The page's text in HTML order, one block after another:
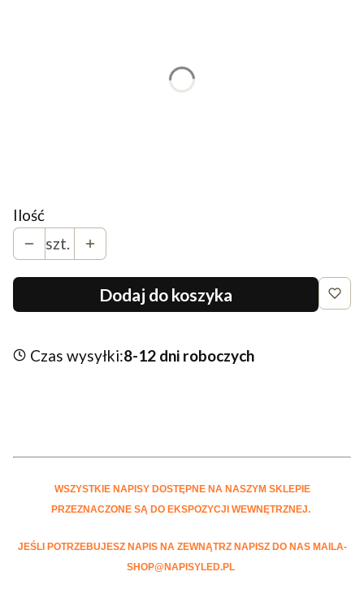
Ilość
szt.
Dodaj do koszyka
Czas wysyłki:8-12 dni roboczych
WSZYSTKIE NAPISY DOSTĘPNE NA NASZYM SKLEPIE
PRZEZNACZONE SĄ DO EKSPOZYCJI WEWNĘTRZNEJ.
JEŚLI POTRZEBUJESZ NAPIS NA ZEWNĄTRZ NAPISZ DO NAS MAILA-
SHOP@NAPISYLED.PL